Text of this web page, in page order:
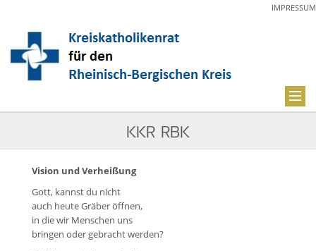
IMPRESSUM
KKR RBK
Vision und Verheißung
Gott, kannst du nicht
auch heute Gräber öffnen,
in die wir Menschen uns
bringen oder gebracht werden?